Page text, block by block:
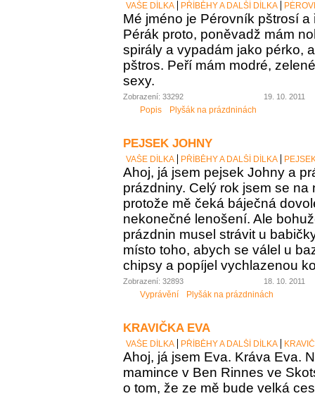
VAŠE DÍLKA PŘÍBĚHY A DALŠÍ DÍLKA
Mé jméno je Pérovník pštrosí a
Pérák proto, poněvadž mám
spirály a vypadám jako pérko,
pštros. Peří mám modré,
sexy.
Zobrazení: 33292 19. 10. 2011
Popis Plyšák na prázdninách
PEJSEK JOHNY
VAŠE DÍLKA PŘÍBĚHY A DALŠÍ DÍLKA
Ahoj, já jsem pejsek Johny a
prázdniny. Celý rok jsem se na
protože mě čeká báječná
nekonečné lenošení. Ale
prázdnin musel strávit u
místo toho, abych se válel u
chipsy a popíjel vychlazenou
Zobrazení: 32893 18. 10. 2011
Vyprávění Plyšák na prázdninách
KRAVIČKA EVA
VAŠE DÍLKA PŘÍBĚHY A DALŠÍ DÍLKA
Ahoj, já jsem Eva. Kráva Eva.
mamince v Ben Rinnes ve
o tom, že ze mě bude velká